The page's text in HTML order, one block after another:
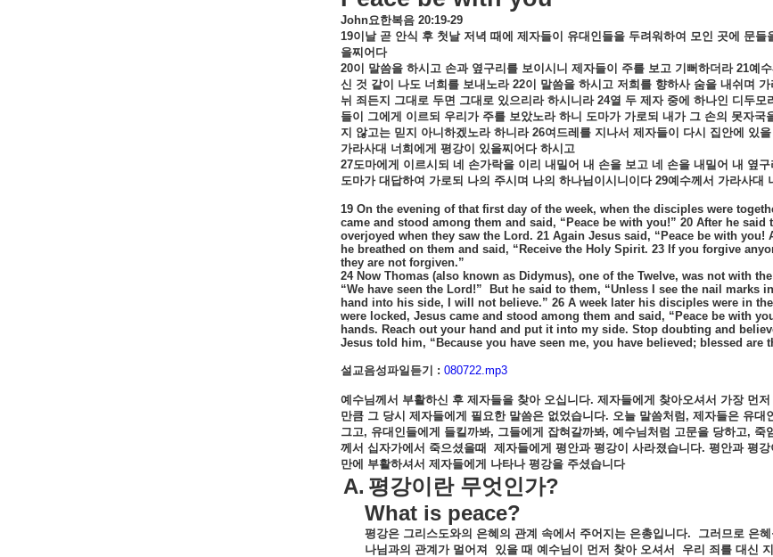
John요한복음 20:19-29
19이날 곧 안식 후 첫날 저녁 때에 제자들이 유대인들을 두려워하여 모인 곳에 문들
을찌어다
20이 말씀을 하시고 손과 옆구리를 보이시니 제자들이 주를 보고 기뻐하더라21예
신 것 같이 나도 너희를 보내노라22이 말씀을 하시고 저희를 향하사 숨을 내쉬며 가
뉘 죄든지 그대로 두면 그대로 있으리라 하시니라24열 두 제자 중에 하나인 디두모
들이
그에게 이르되 우리가 주를 보았노라 하니 도마가 가로되 내가 그 손의 못자국
지 않고는 믿지 아니하겠노라 하니라26여드레를 지나서 제자들이 다시 집안에 있을
가라사대 너희에게 평강이 있을찌어다 하시고
27도마에게 이르시되 네 손가락을 이리 내밀어 내 손을 보고 네 손을 내밀어 내 옆구
도마가 대답하여 가로되 나의 주시며 나의 하나님이시니이다29예수께서 가라사대
19 On the evening of that first day of the week, when the disciples were
came and stood among them and said, “Peace be with you!” 20 After he
overjoyed when they saw the Lord. 21 Again Jesus said, “Peace be with
he breathed on them and said, “Receive the Holy Spirit. 23 If you forgive
they are not forgiven.”
24 Now Thomas (also known as Didymus), one of the Twelve, was not with
“We have seen the Lord!”
But he said to them, “Unless I see the nail marks
hand into his side, I will not believe.” 26 A week later his disciples were in
were locked, Jesus came and stood among them and said, “Peace be with
hands. Reach out your hand and put it into my side. Stop doubting and
Jesus told him, “Because you have seen me, you have believed; blessed are
설교음성파일듣기 : 080722.mp3
예수님께서 부활하신 후 제자들을 찾아 오십니다. 제자들에게 찾아오셔서 가장 먼저
만큼 그 당시 제자들에게 필요한 말씀은 없었습니다. 오늘 말씀처럼 , 제자들은 유대
그고, 유대인들에게 들킬까봐, 그들에게 잡혀갈까봐, 예수님처럼 고문을 당하고, 죽
께서 십자가에서 죽으셨을때 제자들에게 평안과 평강이 사라졌습니다. 평안과 평강
만에
부활하셔서 제자들에게 나타나 평강을 주셨습니다
A. 평강이란 무엇인가?
What is peace?
평강은 그리스도와의 은혜의 관계 속에서 주어지는 은총입니다. 그러므로 은
나님과의 관계가 멀어져 있을 때 예수님이 먼저 찾아 오셔서 우리 죄를 대신